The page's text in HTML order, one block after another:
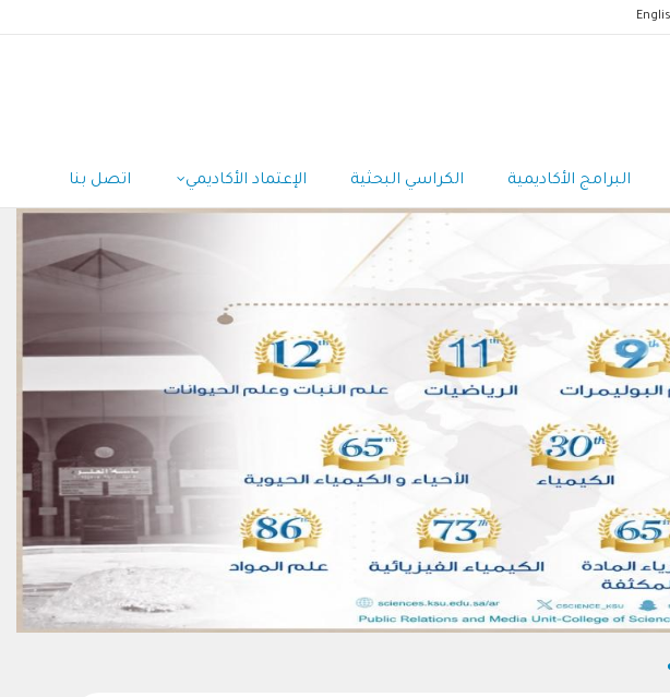
البرامج الأكاديمية الكراسي البحثية الإعتماد الأكاديمي اتصل بنا